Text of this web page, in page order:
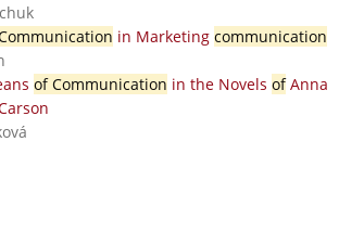
in Marketing communication
of Communication in the Novels ofAnna